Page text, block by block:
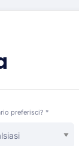
preferisci? *